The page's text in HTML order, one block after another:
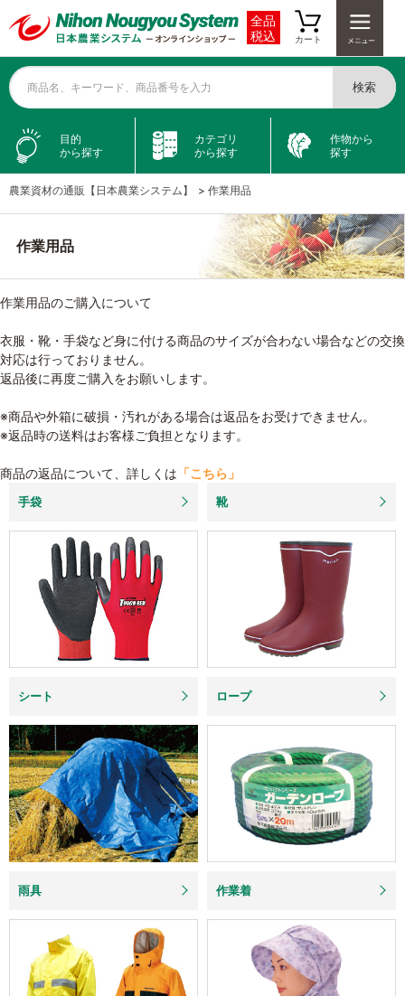
全品
税込
カート
商品名、キーワード、商品番号を入力 検索
目的
から探す
カテゴリ
から探す
作物から
探す
農業資材の通販【日本農業システム】 > 作業用品
作業用品
作業用品のご購入について
衣服・靴・手袋など身に付ける商品のサイズが合わない場合などの交換
対応は行っておりません。
返品後に再度ご購入をお願いします。
※商品や外箱に破損・汚れがある場合は返品をお受けできません。
※返品時の送料はお客様ご負担となります。
商品の返品について、詳しくは 「こちら」
手袋 靴
シート ロープ
雨具 作業着